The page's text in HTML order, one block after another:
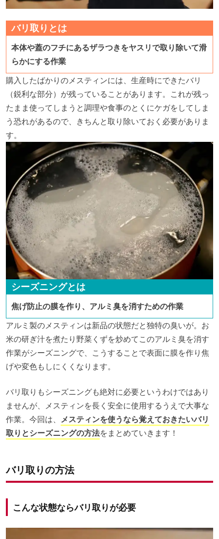
バリ取りとは
本体や蓋のフチにあるザラつきをヤスリで取り除いて滑
らかにする作業
購入したばかりのメスティンには、生産時にできたバリ
（鋭利な部分）が残っていることがあります。これが残っ
たまま使ってしまうと調理や食事のとくにケガをしてしま
う恐れがあるので、きちんと取り除いておく必要がありま
す。
シーズニングとは
焦げ防止の膜を作り、アルミ臭を消すための作業
アルミ製のメスティンは新品の状態だと独特の臭いが。お
米の研ぎ汁を煮たり野菜くずを炒めてこのアルミ臭を消す
作業がシーズニングで、こうすることで表面に膜を作り焦
げや変色もしにくくなります。
バリ取りもシーズニングも絶対に必要というわけではあり
ませんが、メスティンを長く安全に使用するうえで大事な
作業。今回は、 メスティンを使うなら覚えておきたいバリ
取りとシーズニングの方法をまとめていきます！
バリ取りの方法
こんな状態ならバリ取りが必要